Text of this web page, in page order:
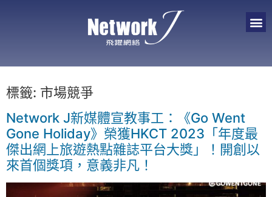
標籤: 市場競爭
Network J新媒體宣教事工：《Go Went
Gone Holiday》榮獲HKCT 2023「年度最
傑出網上旅遊熱點雜誌平台大獎」！開創以
來首個獎項，意義非凡！